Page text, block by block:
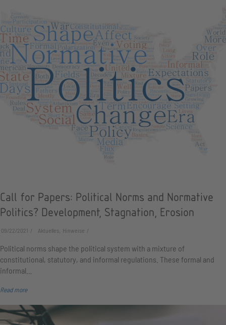
Call for Papers: Political Norms and Normative
Politics? Development, Stagnation, Erosion
09/22/2021 Aktuelles, Hinweise
Political norms shape the political system with a mixture of
constitutional, statutory, and informal regulations. These formal and
informal…
Read more